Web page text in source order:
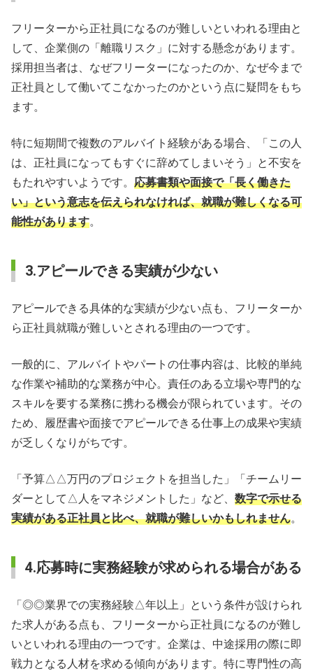
フリーターから正社員になるのが難しいといわれる理由と
して、企業側の「離職リスク」に対する懸念があります。
採用担当者は、なぜフリーターになったのか、なぜ今まで
正社員として働いてこなかったのかという点に疑問をもち
ます。
特に短期間で複数のアルバイト経験がある場合、「この人
は、正社員になってもすぐに辞めてしまいそう」と不安を
もたれやすいようです。 応募書類や面接で「長く働きた
い」という意志を伝えられなければ、就職が難しくなる可
能性があります。
3.アピールできる実績が少ない
アピールできる具体的な実績が少ない点も、フリーターか
ら正社員就職が難しいとされる理由の一つです。
一般的に、アルバイトやパートの仕事内容は、比較的単純
な作業や補助的な業務が中心。責任のある立場や専門的な
スキルを要する業務に携わる機会が限られています。その
ため、履歴書や面接でアピールできる仕事上の成果や実績
が乏しくなりがちです。
「予算△△万円のプロジェクトを担当した」「チームリー
ダーとして△人をマネジメントした」など、 数字で示せる
実績がある正社員と比べ、就職が難しいかもしれません。
4.応募時に実務経験が求められる場合がある
「◎◎業界での実務経験△年以上」という条件が設けられ
た求人がある点も、フリーターから正社員になるのが難し
いといわれる理由の一つです。企業は、中途採用の際に即
戦力となる人材を求める傾向があります。特に専門性の高